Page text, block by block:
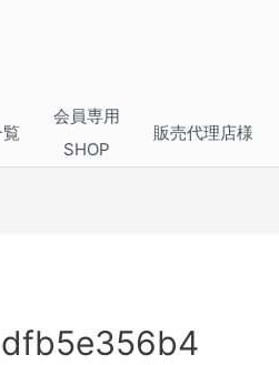
会員専用
SHOP
販売代理店様